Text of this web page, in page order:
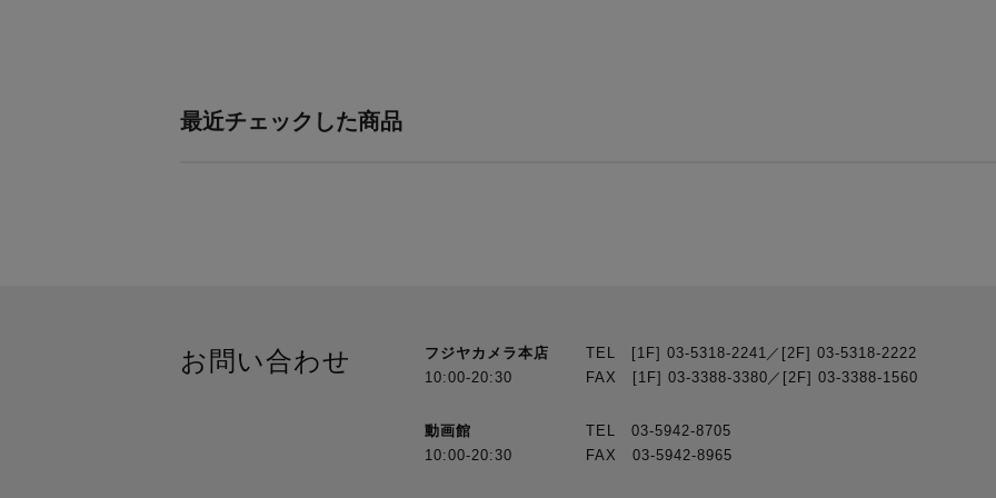
最近チェックした商品
お問い合わせ
フジヤカメラ本店
10:00-20:30
TEL [1F] 03-5318-2241／[2F] 03-5318-2222
FAX [1F] 03-3388-3380／[2F] 03-3388-1560
動画館
10:00-20:30
TEL 03-5942-8705
FAX 03-5942-8965